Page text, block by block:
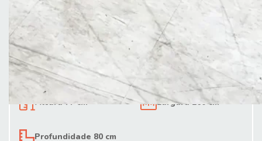
Entregas para o CEP: Calcular
Altura 77 cm Largura 160 cm
Profundidade 80 cm